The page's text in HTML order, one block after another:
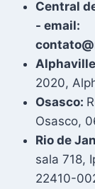
Central
- email:
2020,
Osasco:
Osasco,
Rio de
sala 718,
22410-